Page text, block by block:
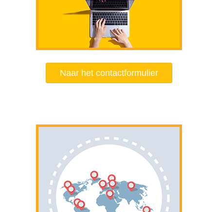
Naar het contactformulier